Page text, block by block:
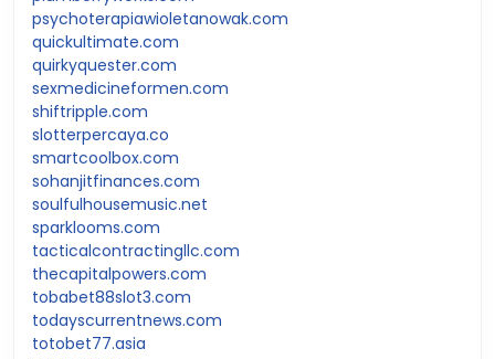
psychoterapiawioletanowak.com
quickultimate.com
quirkyquester.com
sexmedicineformen.com
shiftripple.com
slotterpercaya.co
smartcoolbox.com
sohanjitfinances.com
soulfulhousemusic.net
sparklooms.com
tacticalcontractingllc.com
thecapitalpowers.com
tobabet88slot3.com
todayscurrentnews.com
totobet77.asia